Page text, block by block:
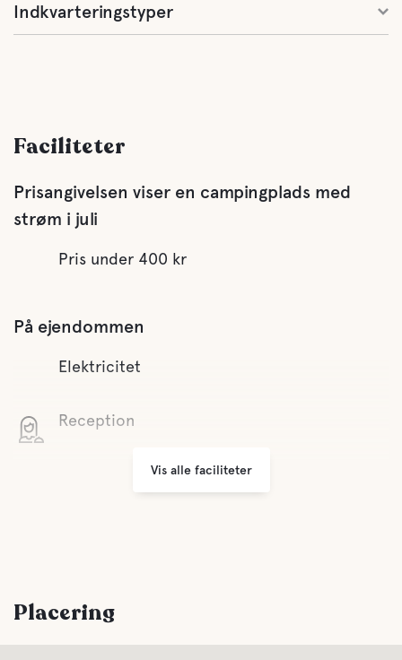
Indkvarteringstyper
Faciliteter
Prisangivelsen viser en campingplads med
strøm i juli
Pris under 400 kr
På ejendommen
Elektricitet
Reception
Vis alle faciliteter
Placering